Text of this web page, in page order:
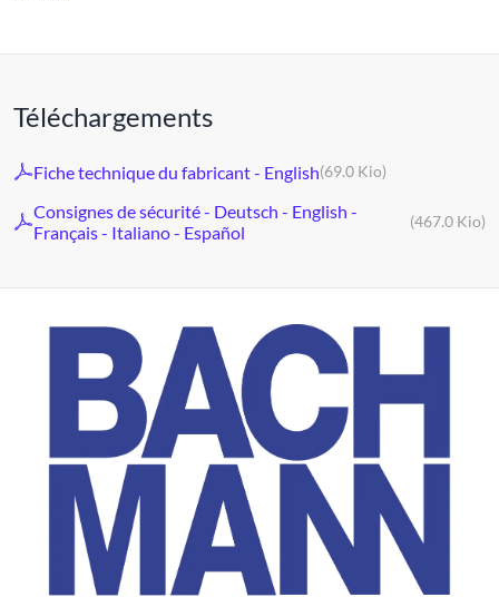
Téléchargements
Fiche technique du fabricant - English(69.0 Kio)
Consignes de sécurité - Deutsch - English -
Français - Italiano - Español
(467.0 Kio)